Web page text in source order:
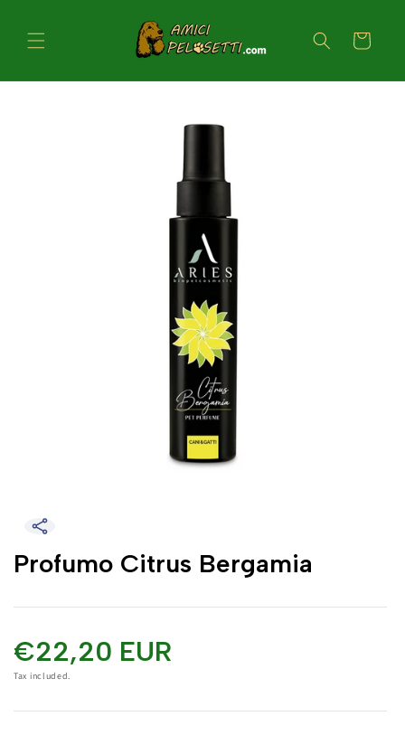
ai contenuti
Carrello
Profumo Citrus Bergamia
€22,20 EUR
Tax included.